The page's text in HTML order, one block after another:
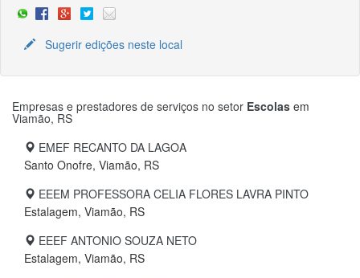
Sugerir edições neste local
Empresas e prestadores de serviços no setor Escolas em
Viamão, RS
EMEF RECANTO DA LAGOA
Santo Onofre, Viamão, RS
EEEM PROFESSORA CELIA FLORES LAVRA PINTO
Estalagem, Viamão, RS
EEEF ANTONIO SOUZA NETO
Estalagem, Viamão, RS